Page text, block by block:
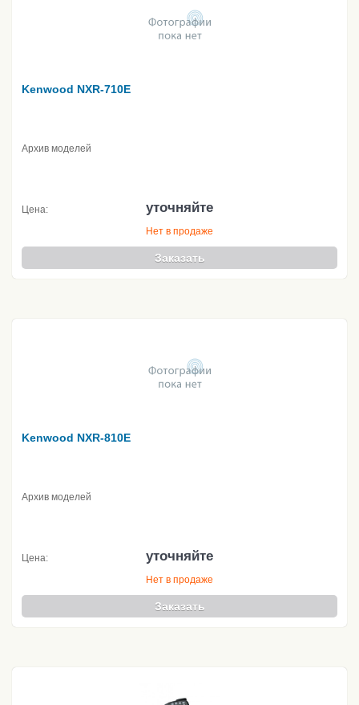
Kenwood NXR-710E
Архив моделей
Цена: уточняйте
Нет в продаже
Заказать
Kenwood NXR-810E
Архив моделей
Цена: уточняйте
Нет в продаже
Заказать